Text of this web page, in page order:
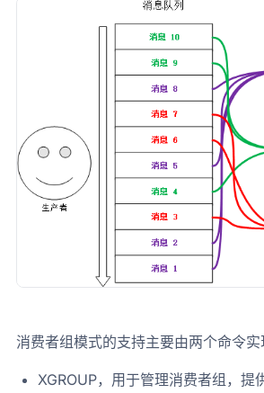
消费者组模式的支持主要由两个命令实
XGROUP，用于管理消费者组，提